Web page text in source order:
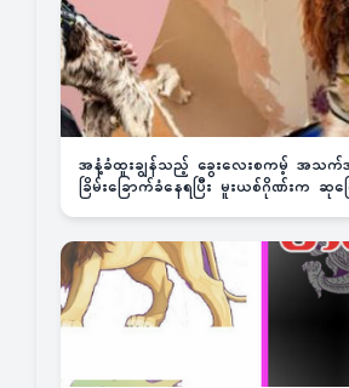
အနံ့ခံထူးချွန်သည့် ခွေးလေးစကမ့် အသက်အ
ခြိမ်းခြောက်ခံနေရပြီး မူးယစ်ဂိုဏ်းက ဆု